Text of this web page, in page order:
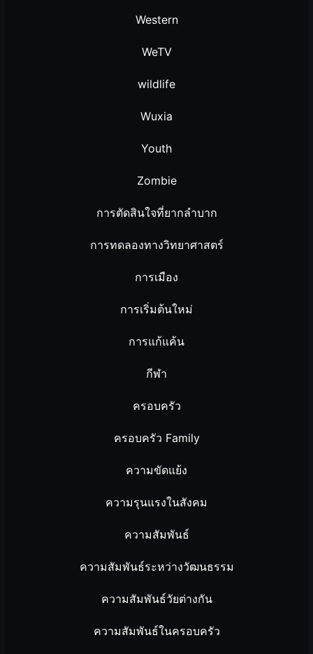
Western
WeTV
wildlife
Wuxia
Youth
Zombie
การตัดสินใจที่ยากลำบาก
การทดลองทางวิทยาศาสตร์
การเมือง
การเริ่มต้นใหม่
การแก้แค้น
กีฬา
ครอบครัว
ครอบครัว Family
ความขัดแย้ง
ความรุนแรงในสังคม
ความสัมพันธ์
ความสัมพันธ์ระหว่างวัฒนธรรม
ความสัมพันธ์วัยต่างกัน
ความสัมพันธ์ในครอบครัว